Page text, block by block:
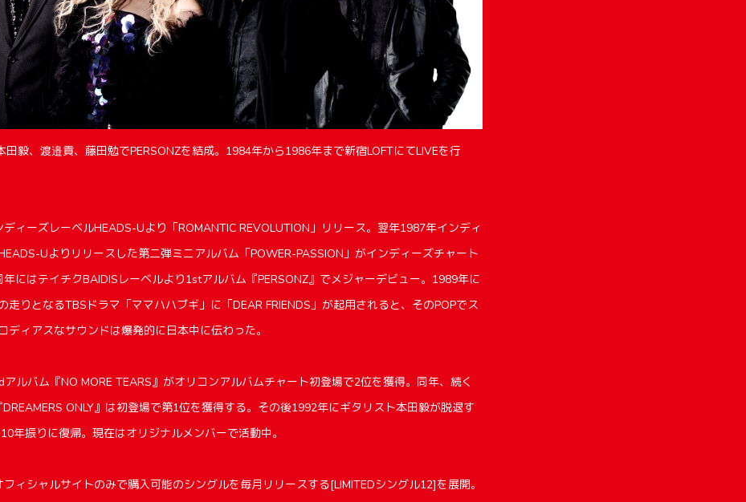
田毅、渡邉貢、藤田勉でPERSONZを結成。1984年から1986年まで新宿LOFTにてLIVEを行
ィーズレーベルHEADS-Uより「ROMANTIC REVOLUTION」リリース。翌年1987年インディ
Uよりリリースした第二弾ミニアルバム「POWER-PASSION」がインディーズチャート
にはテイチクBAIDISレーベルより1stアルバム『PERSONZ』でメジャーデビュー。1989年に
走りとなるTBSドラマ「ママハハブギ」に「DEAR FRIENDS」が起用されると、そのPOPでス
ディアスなサウンドは爆発的に日本中に伝わった。
ルバム『NO MORE TEARS』がオリコンアルバムチャート初登場で2位を獲得。同年、続く
ONLY』は初登場で第1位を獲得する。その後1992年にギタリスト本田毅が脱退す
年振りに復帰。現在はオリジナルメンバーで活動中。
ィシャルサイトのみで購入可能のシングルを毎月リリースする[LIMITEDシングル12]を展開。